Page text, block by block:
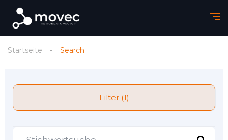
Startseite Search
Filter (1)